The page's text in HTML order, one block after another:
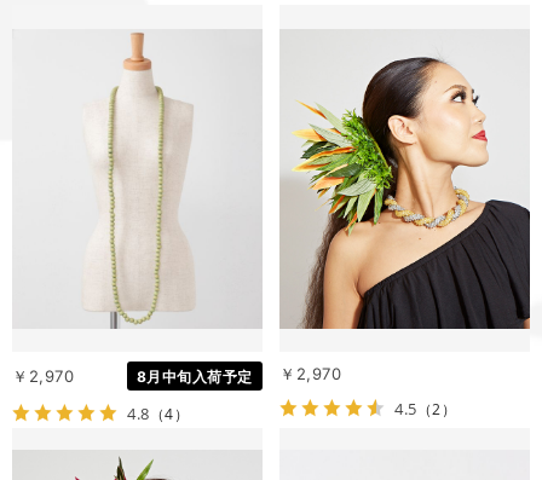
￥2,970 8月中旬入荷予定
4.8 （4）
￥2,970
4.5 （2）